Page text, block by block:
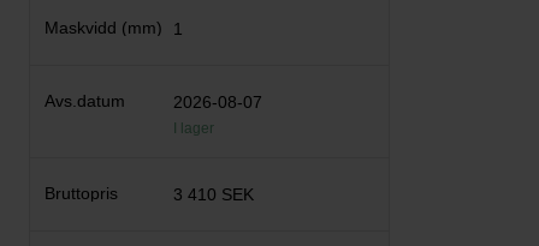
1
2026-08-07
I lager
3 410 SEK